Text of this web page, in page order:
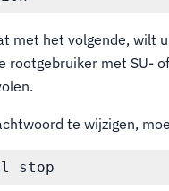
met het volgende, wilt
rootgebruiker met SU-
te wijzigen,